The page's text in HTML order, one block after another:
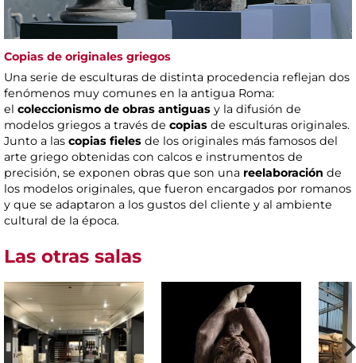
Copias de originales griegos
Una serie de esculturas de distinta procedencia reflejan dos
fenómenos muy comunes en la antigua Roma:
el coleccionismo de obras antiguas y la difusión de
modelos griegos a través de copias de esculturas originales.
Junto a las copias fieles de los originales más famosos del
arte griego obtenidas con calcos e instrumentos de
precisión, se exponen obras que son una reelaboración de
los modelos originales, que fueron encargados por romanos
y que se adaptaron a los gustos del cliente y al ambiente
cultural de la época.
Las otras salas